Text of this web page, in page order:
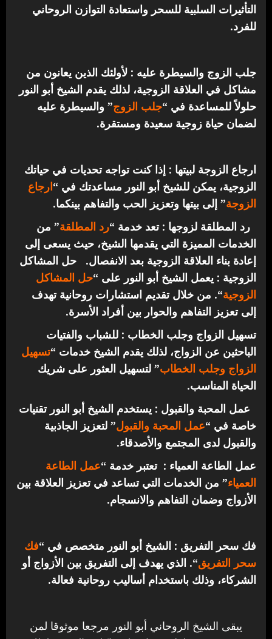
التأثيرات السلبية للسحر واستعادة التوازن الروحاني
للفرد.
جلب الزوج والسيطرة عليه : لأولئك الذين يعانون من
مشاكل في العلاقة الزوجية، لذلك يقدم الشيخ أبو النور
حلولاً للمساعدة في “جلب الزوج” والسيطرة عليه
لضمان حياة زوجية سعيدة ومستقرة.
ارجاع الزوجة لبيتها : إذا كنت تواجه تحديات في حياتك
الزوجية، يمكن للشيخ أبو النور مساعدتك في “ارجاع
الزوجة” إلى بيتها وتعزيز الحب والتفاهم بينكما.
رد المطلقة لزوجها : تعد خدمة “رد المطلقة” من
الخدمات المميزة التي يقدمها الشيخ، حيث يسعى إلى
إعادة بناء العلاقة الزوجية بعد الانفصال.
حل المشاكل
الزوجية : يعمل الشيخ أبو النور على “حل المشاكل
الزوجية“. من خلال تقديم استشارات روحانية تهدف
إلى تعزيز التفاهم والحوار بين أفراد الأسرة.
تسهيل الزواج وجلب الخطاب : للشباب والفتيات
الباحثين عن الزواج، لذلك يقدم الشيخ خدمات “تسهيل
الزواج وجلب الخطاب” لتسهيل العثور على شريك
الحياة المناسب.
عمل المحبة والقبول : يستخدم الشيخ أبو النور تقنيات
خاصة في “عمل المحبة والقبول” لتعزيز الجاذبية
والقبول لدى المجتمع والأصدقاء.
عمل الطاعة العمياء : تعتبر خدمة “عمل الطاعة
العمياء” من الخدمات التي تساعد في تعزيز العلاقة بين
الأزواج وضمان التفاهم والانسجام.
فك سحر التفريق : الشيخ أبو النور متخصص في “فك
سحر التفريق“. الذي يهدف إلى التفريق بين الأزواج أو
الشركاء، وذلك باستخدام أساليب روحانية فعالة.
يبقى الشيخ الروحاني أبو النور مرجعا موثوقا لمن